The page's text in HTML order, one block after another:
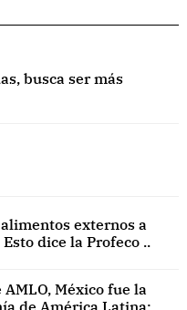
busca ser más
externos a
dice la Profeco ..
México fue la
de América Latina: